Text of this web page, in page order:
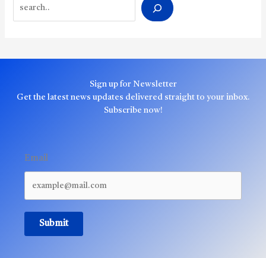
Sign up for Newsletter
Get the latest news updates delivered straight to your inbox.
Subscribe now!
Email
Submit